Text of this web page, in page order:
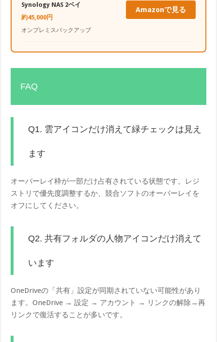
Synology NAS 2ベイ
約45,000円
オンプレミスバックアップ
Amazonで見る
FAQ
Q1. 雲アイコンだけ消えて緑チェックは見え
ます
オーバーレイ枠が一部だけ占有されている状態です。レジ
ストリで優先度調整するか、競合ソフトのオーバーレイを
オフにしてください。
Q2. 共有フォルダの人物アイコンだけ消えて
います
OneDriveの「共有」設定が同期されていない可能性があり
ます。OneDrive → 設定 → アカウント → リンクの解除→再
リンクで復活することが多いです。